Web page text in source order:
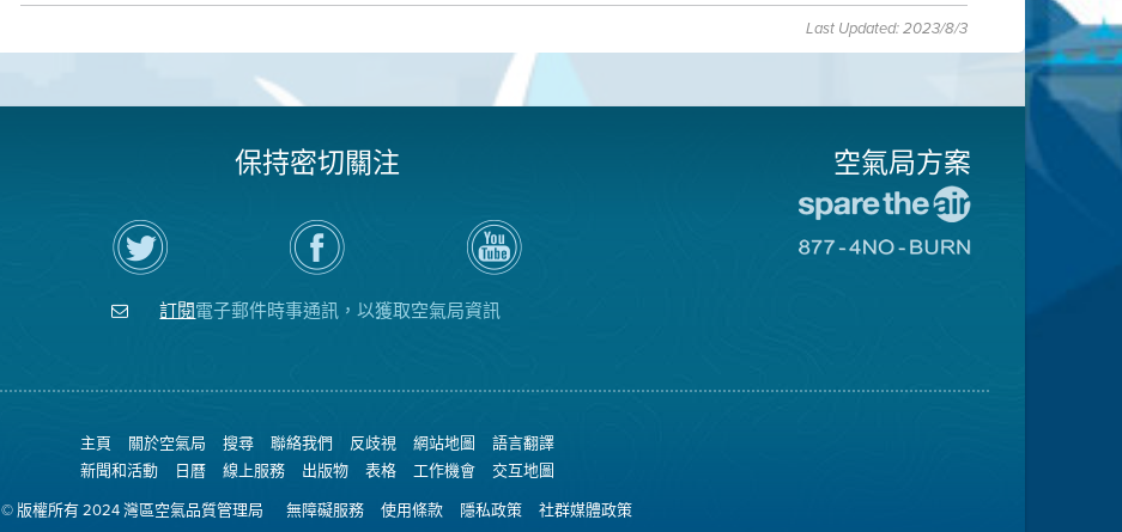
Last Updated: 2023/8/3
保持密切關注
在
Twitter
上
關
瀏
覽
空
氣
的
空
氣
局
YouTube
道
訂閱電子郵件時事通訊，以獲取空氣局資訊
空氣局方案
往
燒
主頁 關於空氣局 搜尋 聯絡我們 反歧視 網站地圖
語言翻譯
新聞和活動
日曆 線上服務 出版物 表格 工作機會
交互地圖
© 版權所有 2024 灣區空氣品質管理局
無障礙服務 使用條款 隱私政策 社群媒體政策